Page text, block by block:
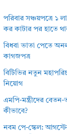
পরিবার সঞ্চয়পত্রে ১
কর কাটার পর হাতে
বিধবা ভাতা পেতে
কাগজপত্র
বিটিভির নতুন
নিয়োগ
এমপি-মন্ত্রীদের
কীভাবে?
নবম পে-স্কেল: